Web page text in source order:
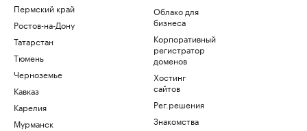
Пермский край
Ростов-на-Дону
Татарстан
Тюмень
Черноземье
Кавказ
Карелия
Мурманск
Облако для
бизнеса
Корпоративный
регистратор
доменов
Хостинг
сайтов
Рег.решения
Знакомства